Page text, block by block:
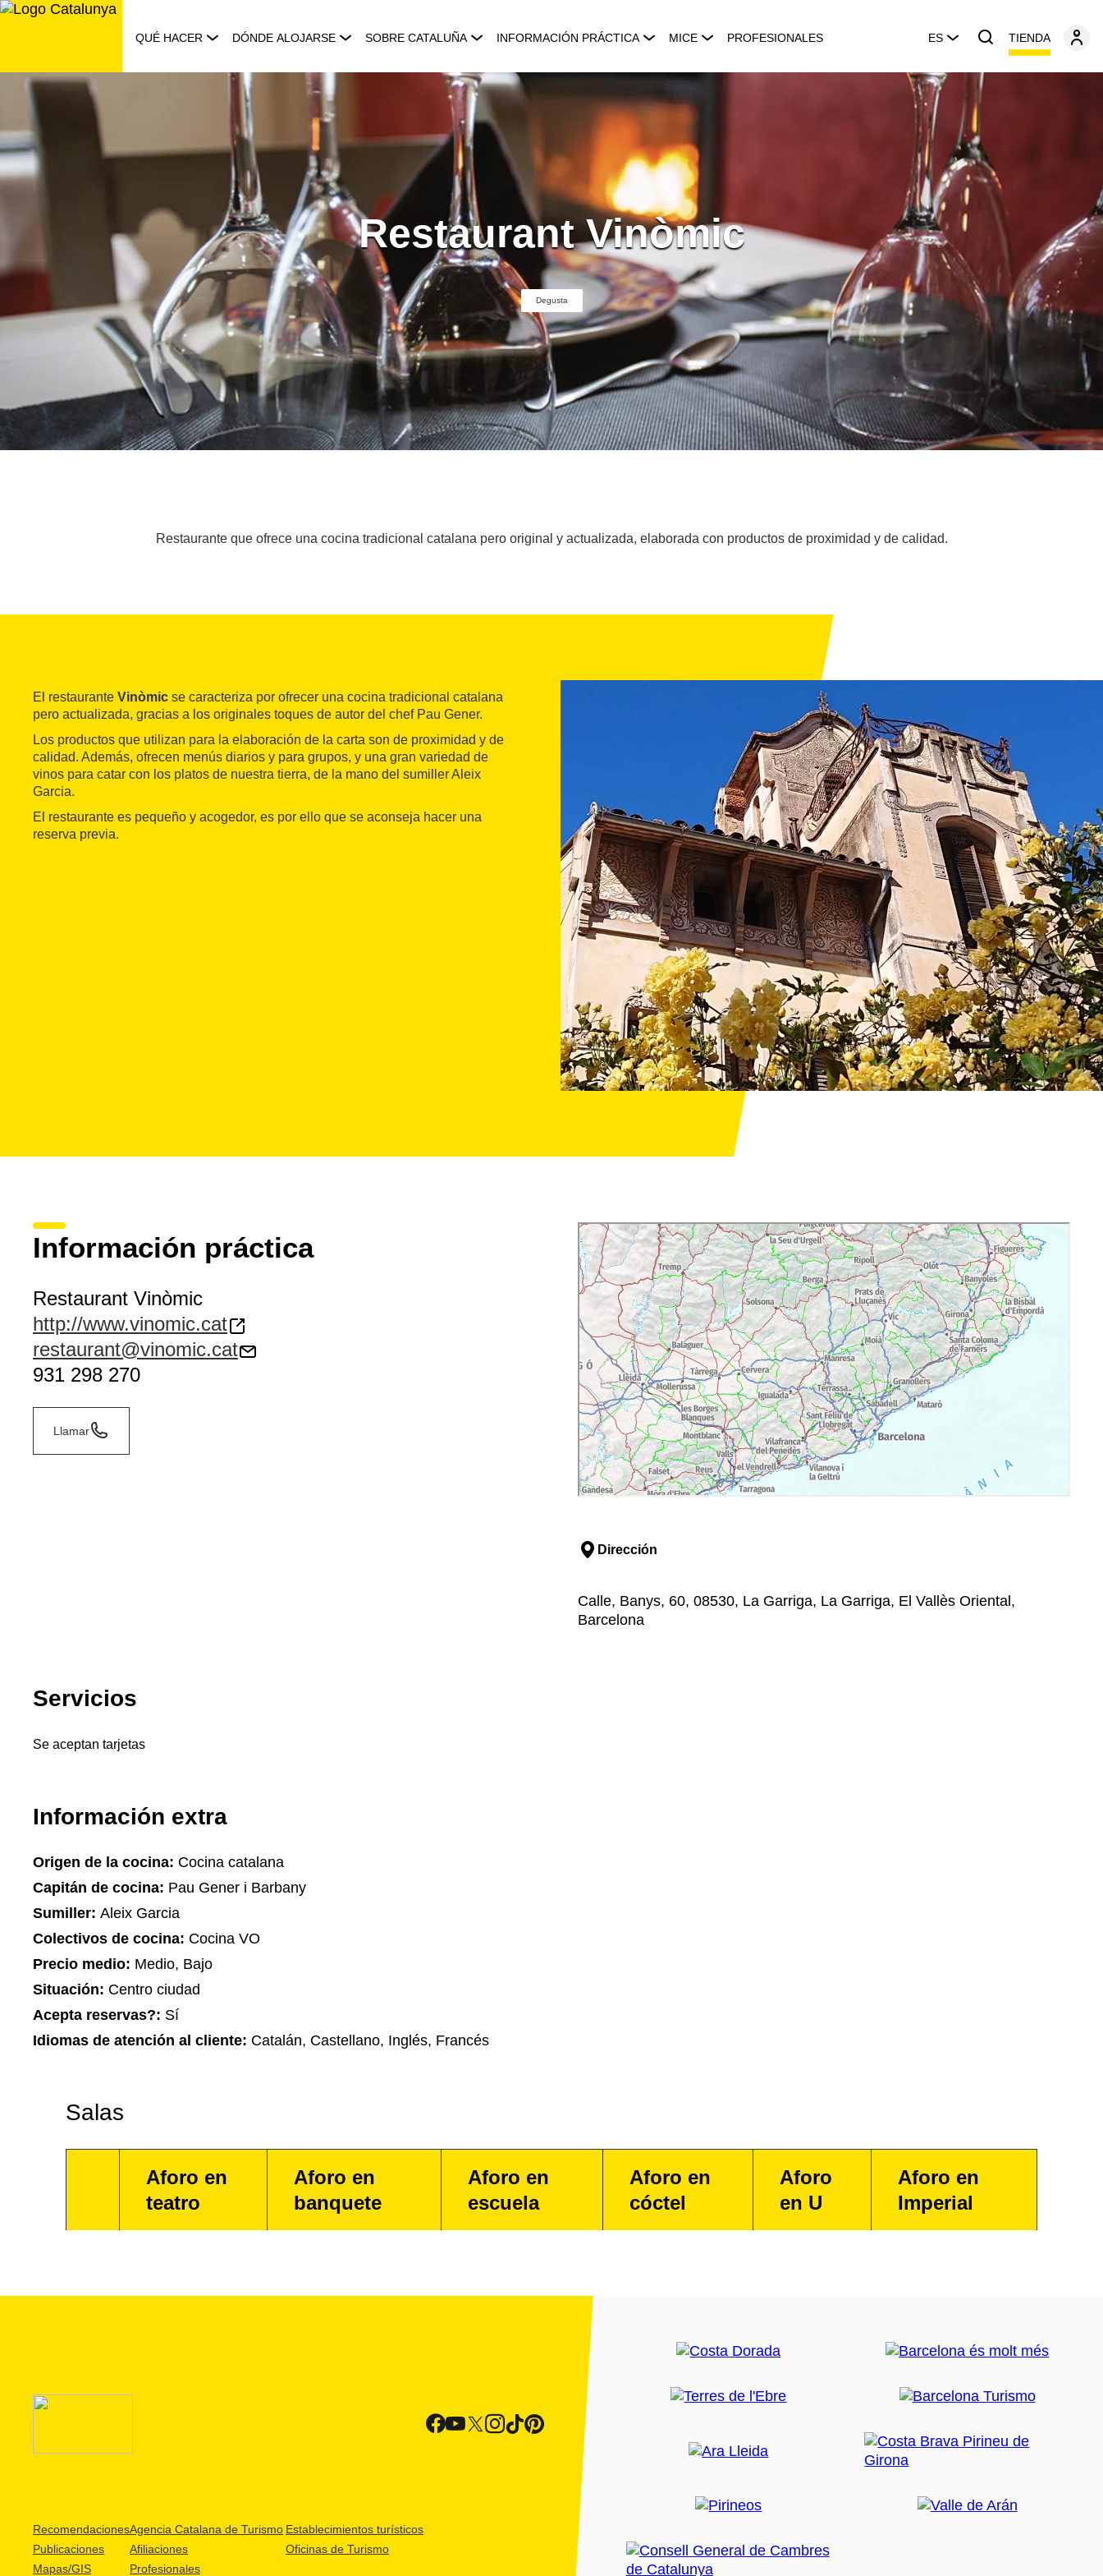
Saltar
QUÉ HACER DÓNDE ALOJARSE SOBRE CATALUÑA INFORMACIÓN PRÁCTICA MICE PROFESIONALES ES TIENDA
Restaurant Vinòmic
Degusta
Restaurante que ofrece una cocina tradicional catalana pero original y actualizada, elaborada con productos de proximidad y de calidad.
El restaurante Vinòmic se caracteriza por ofrecer una cocina tradicional catalana
pero actualizada, gracias a los originales toques de autor del chef Pau Gener.
Los productos que utilizan para la elaboración de la carta son de proximidad y de
calidad. Además, ofrecen menús diarios y para grupos, y una gran variedad de
vinos para catar con los platos de nuestra tierra, de la mano del sumiller Aleix
Garcia.
El restaurante es pequeño y acogedor, es por ello que se aconseja hacer una
reserva previa.
Información práctica
Restaurant Vinòmic
http://www.vinomic.cat
restaurant@vinomic.cat
931 298 270
Llamar
Dirección
Calle, Banys, 60, 08530, La Garriga, La Garriga, El Vallès Oriental,
Barcelona
Servicios
Se aceptan tarjetas
Información extra
Origen de la cocina: Cocina catalana
Capitán de cocina: Pau Gener i Barbany
Sumiller: Aleix Garcia
Colectivos de cocina: Cocina VO
Precio medio: Medio, Bajo
Situación: Centro ciudad
Acepta reservas?: Sí
Idiomas de atención al cliente: Catalán, Castellano, Inglés, Francés
Salas
Aforo en
teatro
Aforo en
banquete
Aforo en
escuela
Aforo en
cóctel
Aforo
en U
Aforo en
Imperial
Recomendaciones
Publicaciones
Mapas/GIS
Agencia Catalana de Turismo
Afiliaciones
Profesionales
Establecimientos turísticos
Oficinas de Turismo